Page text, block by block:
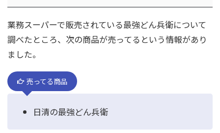
業務スーパーで販売されている最強どん兵衛について
調べたところ、次の商品が売ってるという情報があり
ました。
売ってる商品
日清の最強どん兵衛